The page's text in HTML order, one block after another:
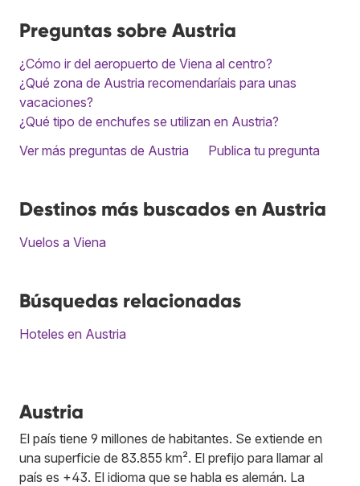
Preguntas sobre Austria
¿Cómo ir del aeropuerto de Viena al centro?
¿Qué zona de Austria recomendaríais para unas
vacaciones?
¿Qué tipo de enchufes se utilizan en Austria?
Ver más preguntas de Austria
Publica tu pregunta
Destinos más buscados en Austria
Vuelos a Viena
Búsquedas relacionadas
Hoteles en Austria
Austria
El país tiene 9 millones de habitantes. Se extiende en
una superficie de 83.855 km². El prefijo para llamar al
país es +43. El idioma que se habla es alemán. La